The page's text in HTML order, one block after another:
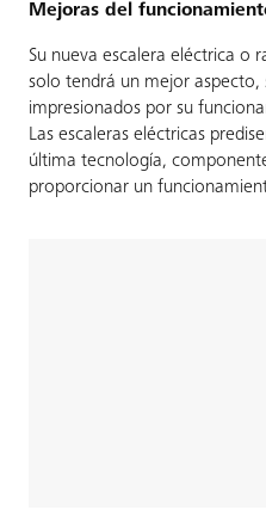
Mejoras del
Su nueva escalera eléctrica o
solo tendrá un mejor aspecto,
impresionados por su
Las escaleras eléctricas
última tecnología,
proporcionar un